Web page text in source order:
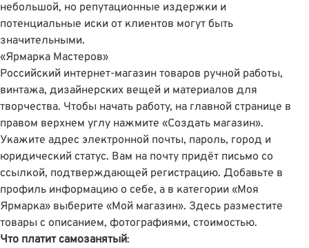
небольшой, но репутационные издержки и
потенциальные иски от клиентов могут быть
значительными.
«Ярмарка Мастеров»
Российский интернет-магазин товаров ручной работы,
винтажа, дизайнерских вещей и материалов для
творчества. Чтобы начать работу, на главной странице в
правом верхнем углу нажмите «Создать магазин».
Укажите адрес электронной почты, пароль, город и
юридический статус. Вам на почту придёт письмо со
ссылкой, подтверждающей регистрацию. Добавьте в
профиль информацию о себе, а в категории «Моя
Ярмарка» выберите «Мой магазин». Здесь разместите
товары с описанием, фотографиями, стоимостью.
Что платит самозанятый: